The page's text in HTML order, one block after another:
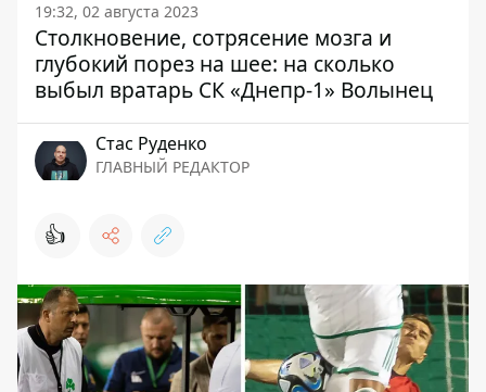
19:32, 02 августа 2023
Столкновение, сотрясение мозга и
глубокий порез на шее: на сколько
выбыл вратарь СК «Днепр-1» Волынец
Стаc Руденко
ГЛАВНЫЙ РЕДАКТОР
👍